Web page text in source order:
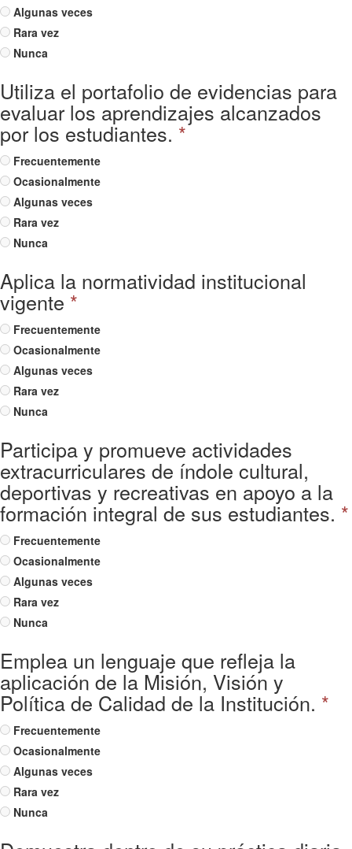
Algunas veces
Rara vez
Nunca
Utiliza el portafolio de evidencias para
evaluar los aprendizajes alcanzados
por los estudiantes. *
Frecuentemente
Ocasionalmente
Algunas veces
Rara vez
Nunca
Aplica la normatividad institucional
vigente *
Frecuentemente
Ocasionalmente
Algunas veces
Rara vez
Nunca
Participa y promueve actividades
extracurriculares de índole cultural,
deportivas y recreativas en apoyo a la
formación integral de sus estudiantes. *
Frecuentemente
Ocasionalmente
Algunas veces
Rara vez
Nunca
Emplea un lenguaje que refleja la
aplicación de la Misión, Visión y
Política de Calidad de la Institución. *
Frecuentemente
Ocasionalmente
Algunas veces
Rara vez
Nunca